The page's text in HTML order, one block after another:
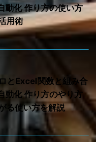
動化 作り方の使い方
用術
とExcel関数と組み合
動化 作り方のやり方
る使い方を解説